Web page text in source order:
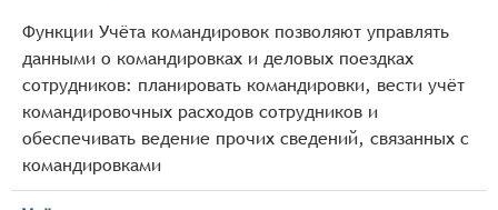
Функции Учёта командировок позволяют управлять
данными о командировках и деловых поездках
сотрудников: планировать командировки, вести учёт
командировочных расходов сотрудников и
обеспечивать ведение прочих сведений, связанных с
командировками